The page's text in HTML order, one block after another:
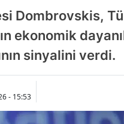
Dombrovskis,
sinyalini verdi.
- 15:53